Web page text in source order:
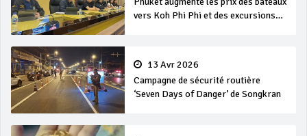
vers Koh Phi Phi et des excursions
13 Avr 2026
Campagne de sécurité routière
‘Seven Days of Danger’ de Songkran